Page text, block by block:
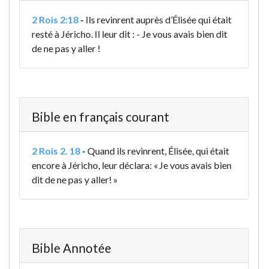
2 Rois 2:18 - Ils revinrent auprès d’Élisée qui était
resté à Jéricho. Il leur dit : - Je vous avais bien dit
de ne pas y aller !
Bible en français courant
2 Rois 2. 18 - Quand ils revinrent, Élisée, qui était
encore à Jéricho, leur déclara: « Je vous avais bien
dit de ne pas y aller! »
Bible Annotée